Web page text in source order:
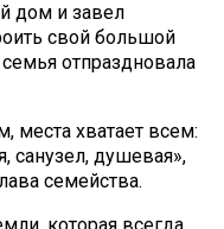
дом и завел
свой большой
отпраздновала
места хватает всем:
санузел, душевая»,
семейства.